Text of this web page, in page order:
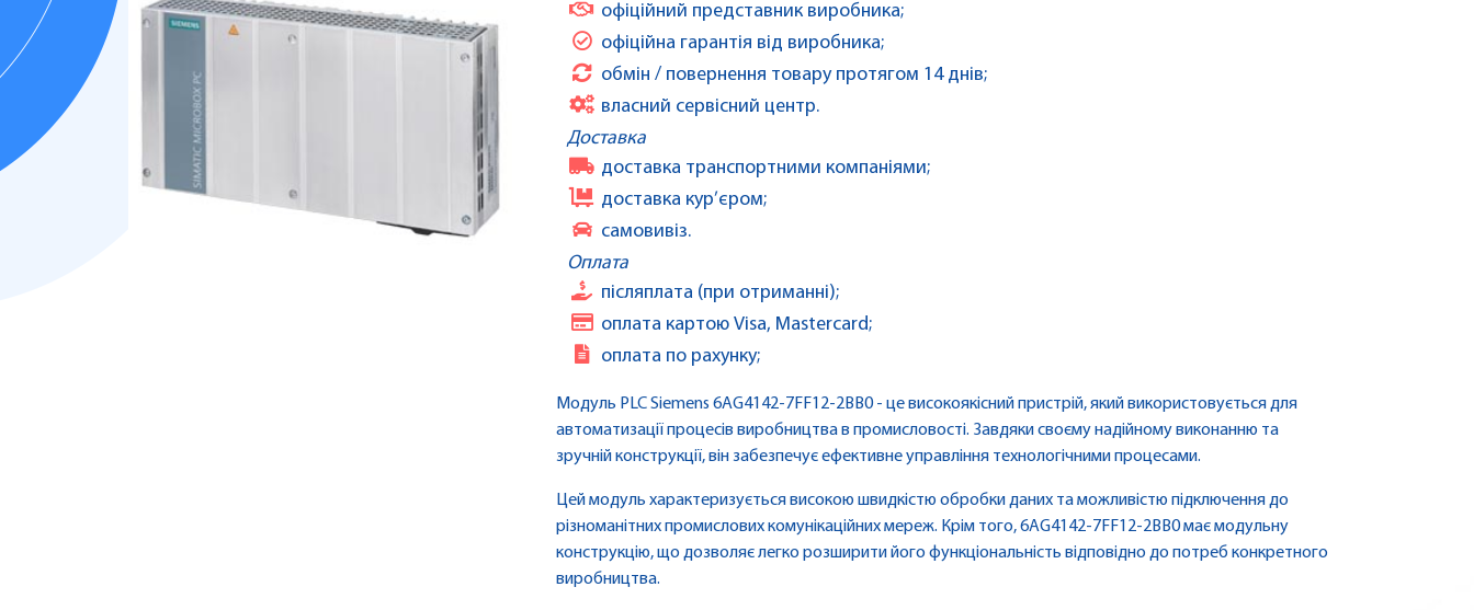
офіційний представник виробника;
офіційна гарантія від виробника;
обмін / повернення товару протягом 14 днів;
власний сервісний центр.
Доставка
доставка транспортними компаніями;
доставка кур’єром;
самовивіз.
Оплата
післяплата (при отриманні);
оплата картою Visa, Mastercard;
оплата по рахунку;
Модуль PLC Siemens 6AG4142-7FF12-2BB0 - це високоякісний пристрій, який використовується для
автоматизації процесів виробництва в промисловості. Завдяки своєму надійному виконанню та
зручній конструкції, він забезпечує ефективне управління технологічними процесами.
Цей модуль характеризується високою швидкістю обробки даних та можливістю підключення до
різноманітних промислових комунікаційних мереж. Крім того, 6AG4142-7FF12-2BB0 має модульну
конструкцію, що дозволяє легко розширити його функціональність відповідно до потреб конкретного
виробництва.